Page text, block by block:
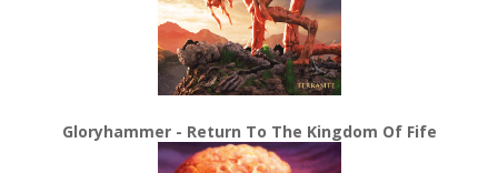
Gloryhammer - Return To The Kingdom Of Fife